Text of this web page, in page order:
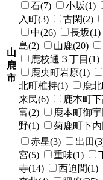
山
鹿
市
石(7) 小坂(1)
入町(3)
古閑(2)
中(26)
長坂(1)
島(2)
山鹿(20)
鹿校通３丁目(1)
鹿央町岩原(1)
北町椎持(1)
鹿
来民(6)
鹿本町
富(2)
鹿本町御
野(1)
菊鹿町下
赤星(3) 出田
宮(5)
重味(1)
寺(14)
西迫間(1)